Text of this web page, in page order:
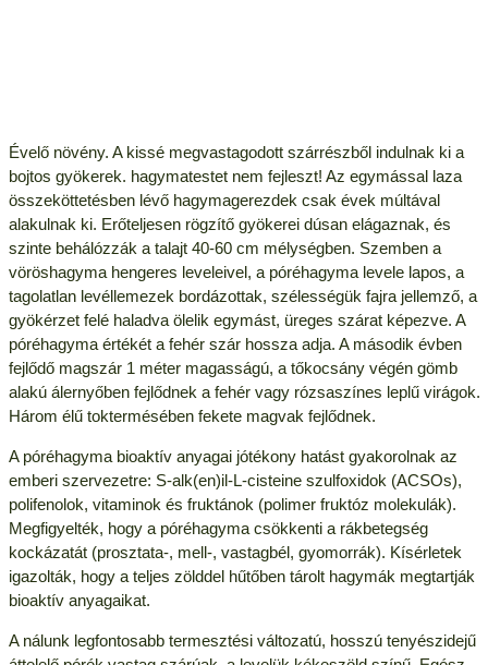
Évelő növény. A kissé megvastagodott szárrészből indulnak ki a
bojtos gyökerek. hagymatestet nem fejleszt! Az egymással laza
összeköttetésben lévő hagymagerezdek csak évek múltával
alakulnak ki. Erőteljesen rögzítő gyökerei dúsan elágaznak, és
szinte behálózzák a talajt 40-60 cm mélységben. Szemben a
vöröshagyma hengeres leveleivel, a póréhagyma levele lapos, a
tagolatlan levéllemezek bordázottak, szélességük fajra jellemző, a
gyökérzet felé haladva ölelik egymást, üreges szárat képezve. A
póréhagyma értékét a fehér szár hossza adja. A második évben
fejlődő magszár 1 méter magasságú, a tőkocsány végén gömb
alakú álernyőben fejlődnek a fehér vagy rózsaszínes leplű virágok.
Három élű toktermésében fekete magvak fejlődnek.
A póréhagyma bioaktív anyagai jótékony hatást gyakorolnak az
emberi szervezetre: S-alk(en)il-L-cisteine szulfoxidok (ACSOs),
polifenolok, vitaminok és fruktánok (polimer fruktóz molekulák).
Megfigyelték, hogy a póréhagyma csökkenti a rákbetegség
kockázatát (prosztata-, mell-, vastagbél, gyomorrák). Kísérletek
igazolták, hogy a teljes zölddel hűtőben tárolt hagymák megtartják
bioaktív anyagaikat.
A nálunk legfontosabb termesztési változatú, hosszú tenyészidejű